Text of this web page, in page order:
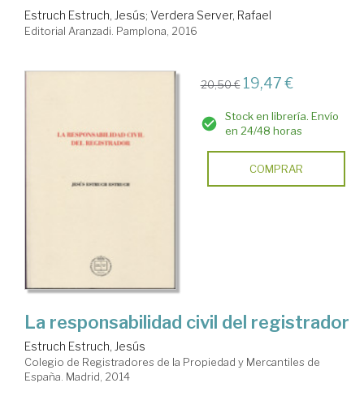
Estruch Estruch, Jesús; Verdera Server, Rafael
Editorial Aranzadi. Pamplona, 2016
20,50 € 19,47 €
Stock en librería. Envío
en 24/48 horas
COMPRAR
La responsabilidad civil del registrador
Estruch Estruch, Jesús
Colegio de Registradores de la Propiedad y Mercantiles de
España. Madrid, 2014